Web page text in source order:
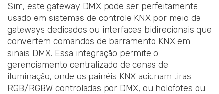
Sim, este gateway DMX pode ser perfeitamente
usado em sistemas de controle KNX por meio de
gateways dedicados ou interfaces bidirecionais que
convertem comandos de barramento KNX em
sinais DMX. Essa integração permite o
gerenciamento centralizado de cenas de
iluminação, onde os painéis KNX acionam tiras
RGB/RGBW controladas por DMX, ou holofotes ou